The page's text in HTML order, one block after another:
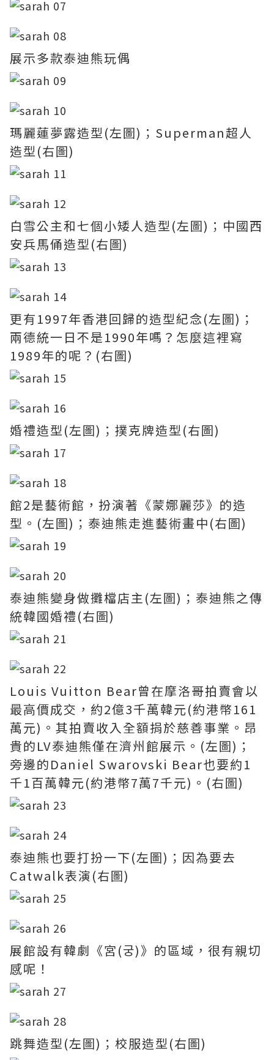
展示多款泰迪熊玩偶
瑪麗蓮夢露造型(左圖)；Superman超人
造型(右圖)
白雪公主和七個小矮人造型(左圖)；中國西
安兵馬俑造型(右圖)
更有1997年香港回歸的造型紀念(左圖)；
兩德統一日不是1990年嗎？怎麼這裡寫
1989年的呢？(右圖)
婚禮造型(左圖)；撲克牌造型(右圖)
館2是藝術館，扮演著《蒙娜麗莎》的造
型。(左圖)；泰迪熊走進藝術畫中(右圖)
泰迪熊變身做攤檔店主(左圖)；泰迪熊之傳
統韓國婚禮(右圖)
Louis Vuitton Bear曾在摩洛哥拍賣會以
最高價成交，約2億3千萬韓元(約港幣161
萬元)。其拍賣收入全額捐於慈善事業。昂
貴的LV泰迪熊僅在濟州館展示。(左圖)；
旁邊的Daniel Swarovski Bear也要約1
千1百萬韓元(約港幣7萬7千元)。(右圖)
泰迪熊也要打扮一下(左圖)；因為要去
Catwalk表演(右圖)
展館設有韓劇《宮(궁)》的區域，很有親切
感呢！
跳舞造型(左圖)；校服造型(右圖)